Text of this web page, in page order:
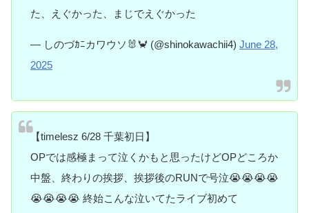
た、えぐかった、まじでえぐかった
— しのづｶﾆカワウソ🐰🦀 (@shinokawachii4) June 28,
2025
【timelesz 6/28 千葉初日】
OPでは感極まって泣くかもと思ったけどOPどころか
中盤、終わりの挨拶、挨拶後のRUNで号泣😭😭😭😭
😭😭😭😭 終始こんな泣いてたライブ初めて